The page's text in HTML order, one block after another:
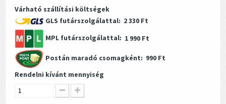
Várható szállítási költségek
GLS futárszolgálattal: 2 330 Ft
MPL futárszolgálattal: 1 990 Ft
Postán maradó csomagként: 990 Ft
Rendelni kívánt mennyiség